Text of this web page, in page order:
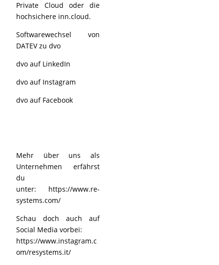
Private Cloud oder die
hochsichere inn.cloud.
Softwarewechsel von
DATEV zu dvo
dvo auf LinkedIn
dvo auf Instagram
dvo auf Facebook
Mehr über uns als
Unternehmen erfährst
du
unter: https://www.re-
systems.com/
Schau doch auch auf
Social Media vorbei:
https://www.instagram.c
om/resystems.it/